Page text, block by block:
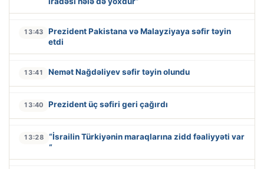
13:43
Prezident Pakistana və Malayziyaya səfir təyin
etdi
13:41 Nemət Nağdəliyev səfir təyin olundu
13:40 Prezident üç səfiri geri çağırdı
13:28
“İsrailin Türkiyənin maraqlarına zidd fəaliyyəti var
“